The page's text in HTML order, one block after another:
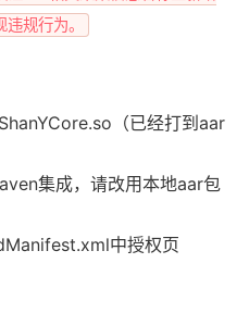
规行为。
（已经打到aar
集成，请改用本地aar包
中授权页